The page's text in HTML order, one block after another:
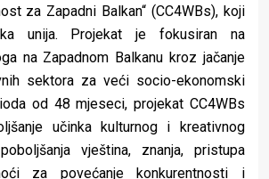
za Zapadni Balkan“ (CC4WBs), koji
unija. Projekat je fokusiran na
na Zapadnom Balkanu kroz jačanje
sektora za veći socio-ekonomski
od 48 mjeseci, projekat CC4WBs
učinka kulturnog i kreativnog
vještina, znanja, pristupa
za povećanje konkurentnosti i